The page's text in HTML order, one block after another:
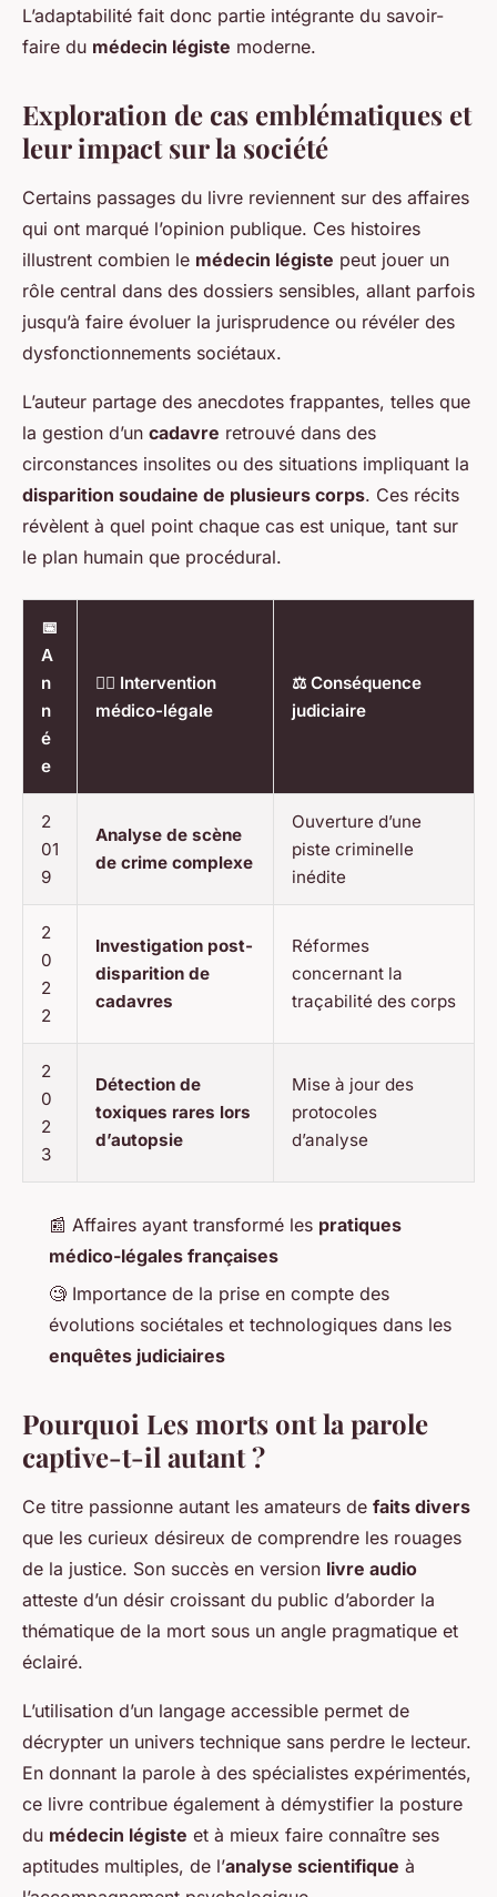
L’adaptabilité fait donc partie intégrante du savoir-
faire du médecin légiste moderne.
Exploration de cas emblématiques et
leur impact sur la société
Certains passages du livre reviennent sur des affaires
qui ont marqué l’opinion publique. Ces histoires
illustrent combien le médecin légiste peut jouer un
rôle central dans des dossiers sensibles, allant parfois
jusqu’à faire évoluer la jurisprudence ou révéler des
dysfonctionnements sociétaux.
L’auteur partage des anecdotes frappantes, telles que
la gestion d’un cadavre retrouvé dans des
circonstances insolites ou des situations impliquant la
disparition soudaine de plusieurs corps. Ces récits
révèlent à quel point chaque cas est unique, tant sur
le plan humain que procédural.
📅
A
n
n
é
e
🧑‍⚕️ Intervention
médico-légale
⚖️ Conséquence
judiciaire
2
01
9
Analyse de scène
de crime complexe
Ouverture d’une
piste criminelle
inédite
2
0
2
2
Investigation post-
disparition de
cadavres
Réformes
concernant la
traçabilité des corps
2
0
2
3
Détection de
toxiques rares lors
d’autopsie
Mise à jour des
protocoles
d’analyse
📰 Affaires ayant transformé les pratiques
médico-légales françaises
🧐 Importance de la prise en compte des
évolutions sociétales et technologiques dans les
enquêtes judiciaires
Pourquoi Les morts ont la parole
captive-t-il autant ?
Ce titre passionne autant les amateurs de faits divers
que les curieux désireux de comprendre les rouages
de la justice. Son succès en version livre audio
atteste d’un désir croissant du public d’aborder la
thématique de la mort sous un angle pragmatique et
éclairé.
L’utilisation d’un langage accessible permet de
décrypter un univers technique sans perdre le lecteur.
En donnant la parole à des spécialistes expérimentés,
ce livre contribue également à démystifier la posture
du médecin légiste et à mieux faire connaître ses
aptitudes multiples, de l’analyse scientifique à